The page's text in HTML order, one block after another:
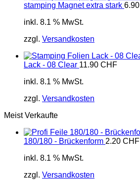
stamping Magnet extra stark 6.90
inkl. 8.1 % MwSt.
zzgl. Versandkosten
Lack - 08 Clear 11.90 CHF
inkl. 8.1 % MwSt.
zzgl. Versandkosten
Meist Verkaufte
180/180 - Brückenform 2.20 CHF
inkl. 8.1 % MwSt.
zzgl. Versandkosten